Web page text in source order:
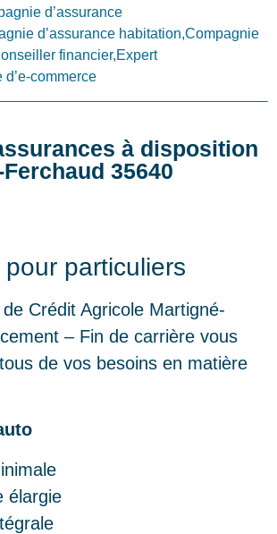
d’assurance
d’assurance habitation,Compagnie
financier,Expert
commerce
à disposition
35640
particuliers
Crédit Agricole Martigné-
– Fin de carrière vous
de vos besoins en matière
élargie